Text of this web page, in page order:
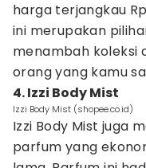
harga terjangkau
ini merupakan
menambah koleksi
orang yang kamu
4. Izzi Body Mist
Izzi Body Mist (shopee.co.id)
Izzi Body Mist juga
parfum yang